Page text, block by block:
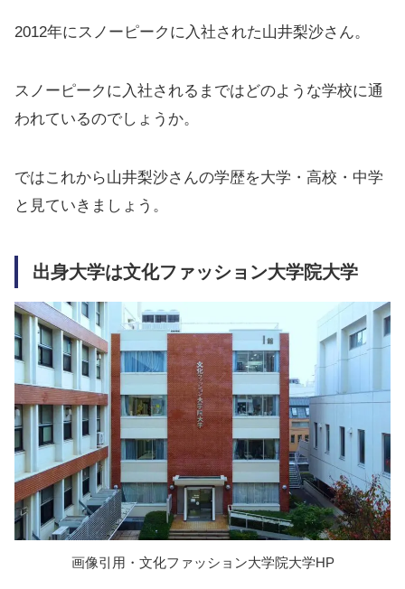
2012年にスノーピークに入社された山井梨沙さん。
スノーピークに入社されるまではどのような学校に通
われているのでしょうか。
ではこれから山井梨沙さんの学歴を大学・高校・中学
と見ていきましょう。
出身大学は文化ファッション大学院大学
画像引用・文化ファッション大学院大学HP